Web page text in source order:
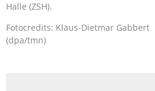
Halle (ZSH).
Fotocredits: Klaus-Dietmar Gabbert
(dpa/tmn)